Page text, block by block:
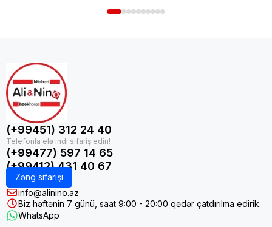
(+99451) 312 24 40
(+99477) 597 14 65
(+99412) 431 40 67
Zəng sifarişi
info@alinino.az
Biz həftənin 7 günü, saat 9:00 - 20:00 qədər çatdırılma edirik.
WhatsApp